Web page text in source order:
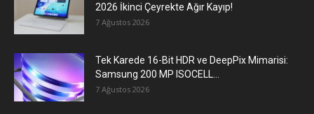
2026 İkinci Çeyrekte Ağır Kayıp!
7 Ağustos 2026
Tek Karede 16-Bit HDR ve DeepPix Mimarisi:
Samsung 200 MP ISOCELL...
7 Ağustos 2026